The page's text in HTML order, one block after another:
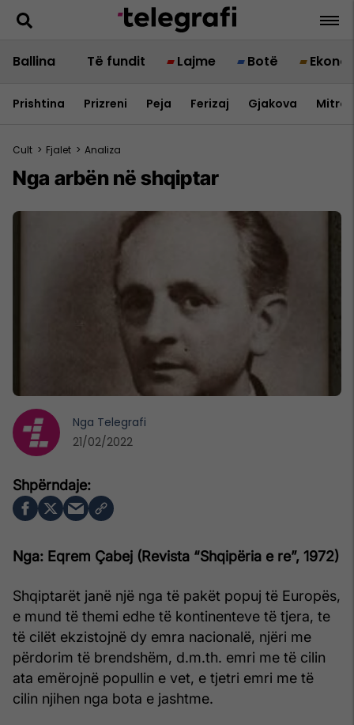
Ballina Të fundit Lajme Botë
Prishtina Prizreni Peja Ferizaj Gjakova
Cult > Fjalet > Analiza
Nga arbën në shqiptar
Nga: Eqrem Çabej (Revista “Shqipëria e re”, 1972)
Shqiptarët janë një nga të pakët popuj të Europës,
e mund të themi edhe të kontinenteve të tjera, te
të cilët ekzistojnë dy emra nacionalë, njëri me
përdorim të brendshëm, d.m.th. emri me të cilin
ata emërojnë popullin e vet, e tjetri emri me të
cilin njihen nga bota e jashtme.
Nga Telegrafi
21/02/2022